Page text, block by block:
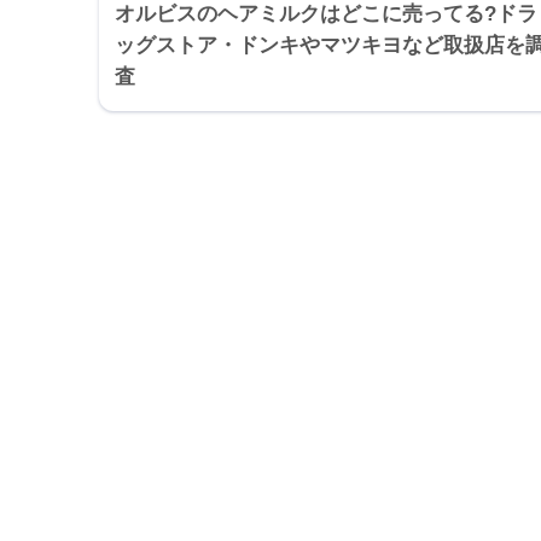
オルビスのヘアミルクはどこに売ってる?ドラ
ッグストア・ドンキやマツキヨなど取扱店を
査